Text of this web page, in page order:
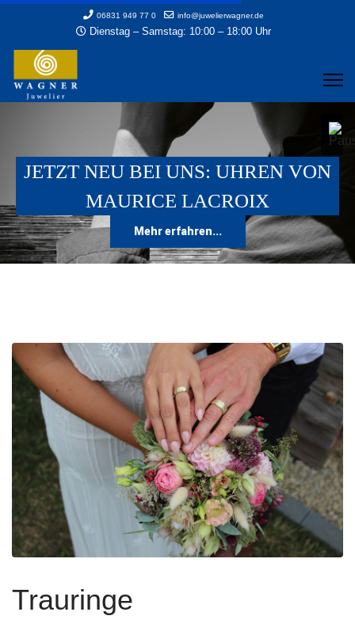
06831 949 77 0 info@juwelierwagner.de
Dienstag – Samstag: 10:00 – 18:00 Uhr
JETZT NEU BEI UNS: UHREN VON
MAURICE LACROIX
Mehr erfahren...
PERFEKTE TRAURINGE FÜR EIN
PERFEKTES LEBEN
Mehr erfahren...
Trauringe